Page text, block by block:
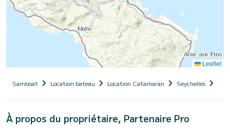
Leaflet
Samboat Location bateau Location Catamaran Seychelles
À propos du propriétaire, Partenaire Pro